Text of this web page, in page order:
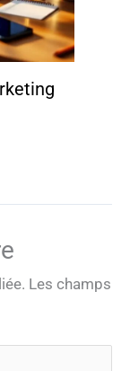
Les champs